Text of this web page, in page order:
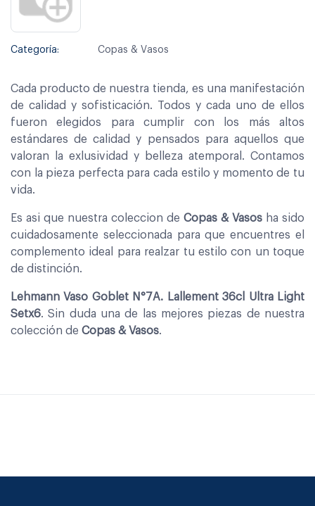
Categoría: Copas & Vasos
Cada producto de nuestra tienda, es una manifestación
de calidad y sofisticación. Todos y cada uno de ellos
fueron elegidos para cumplir con los más altos
estándares de calidad y pensados para aquellos que
valoran la exlusividad y belleza atemporal. Contamos
con la pieza perfecta para cada estilo y momento de tu
vida.
Es asi que nuestra coleccion de Copas & Vasos ha sido
cuidadosamente seleccionada para que encuentres el
complemento ideal para realzar tu estilo con un toque
de distinción.
Lehmann Vaso Goblet N°7A. Lallement 36cl Ultra Light
Setx6. Sin duda una de las mejores piezas de nuestra
colección de Copas & Vasos.